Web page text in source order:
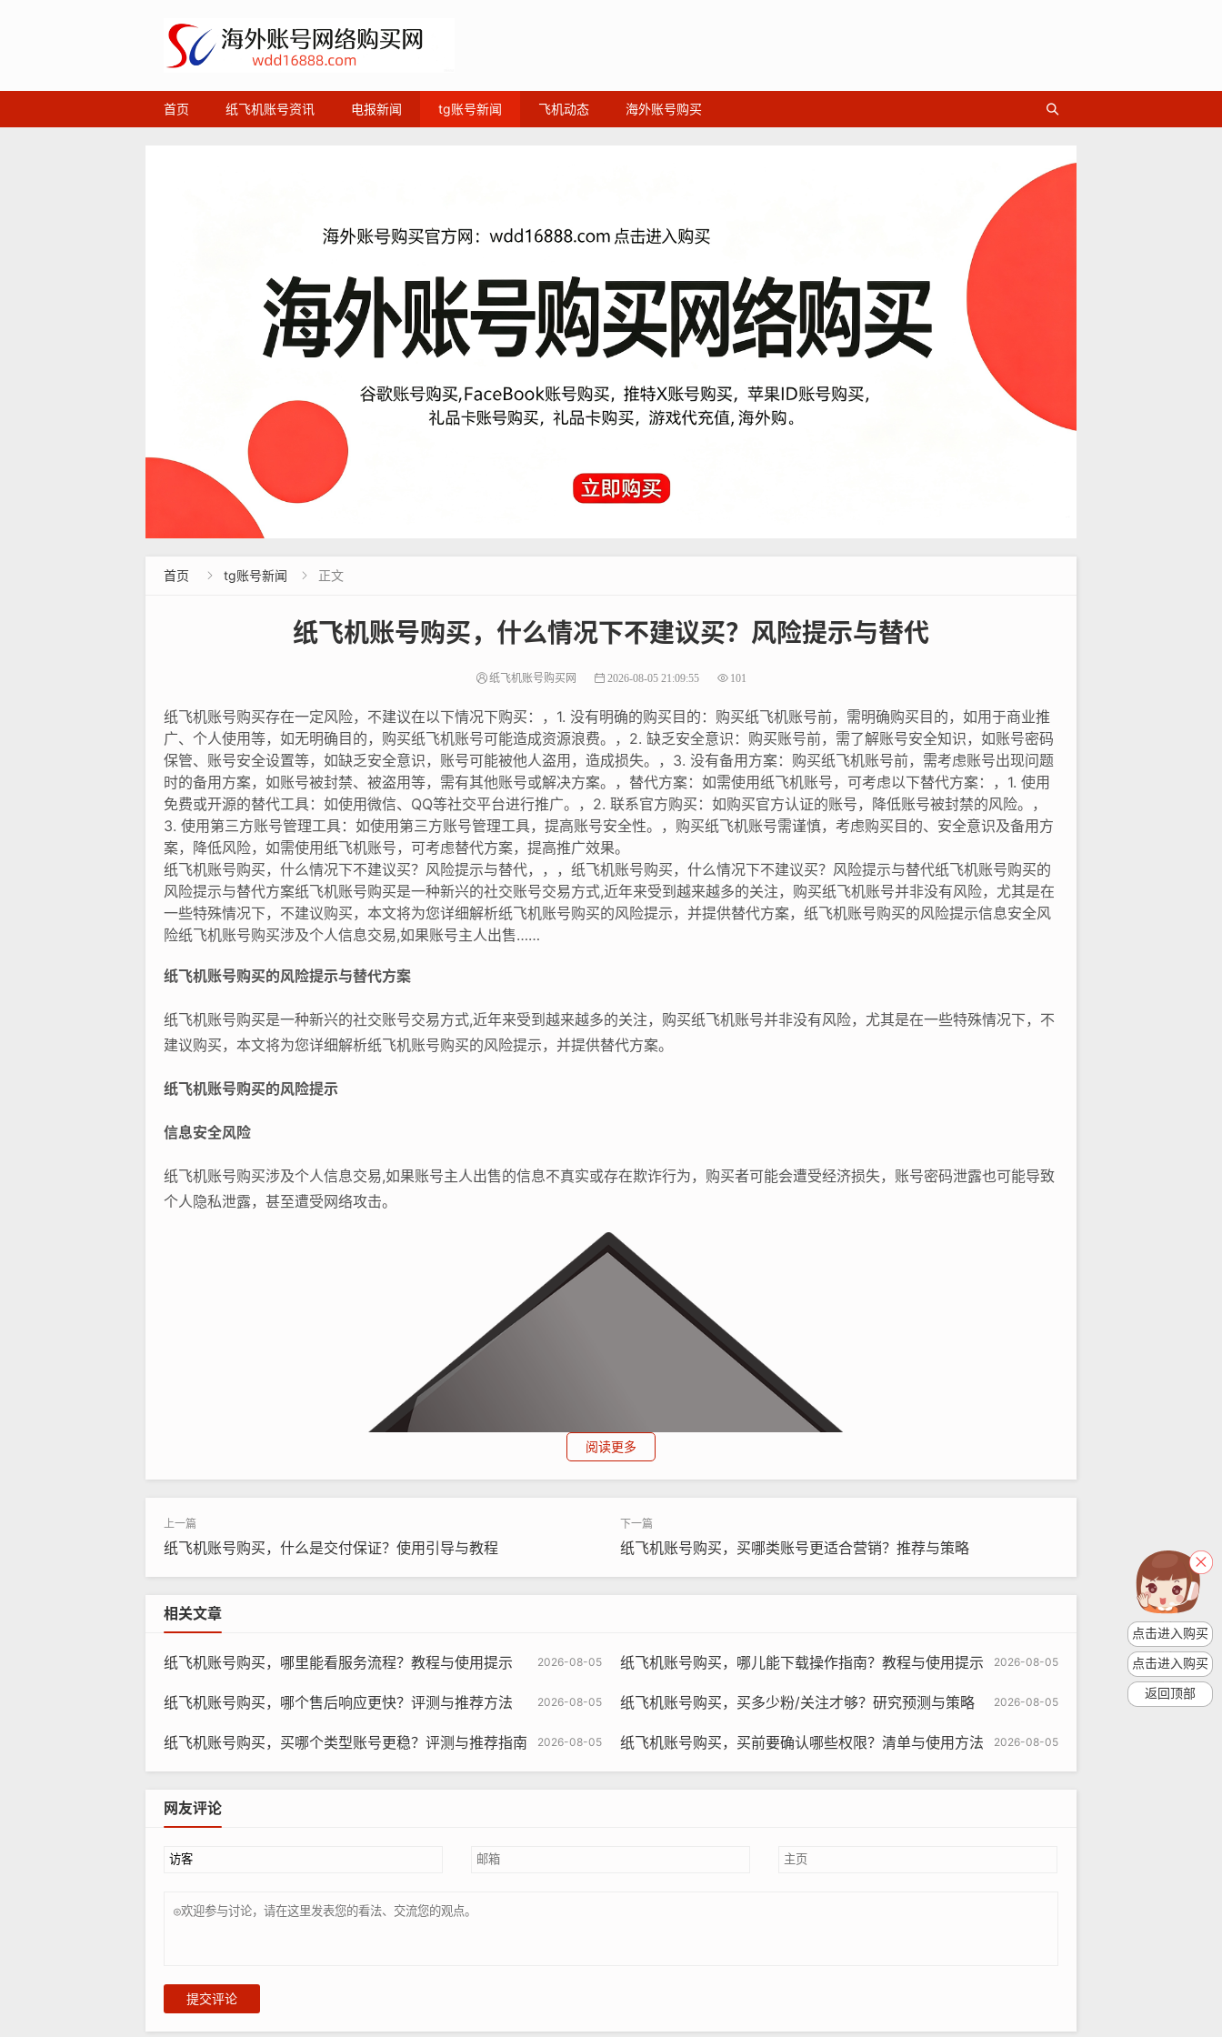
首页 纸飞机账号资讯 电报新闻 tg账号新闻 飞机动态 海外账号购买
首页  tg账号新闻  正文
纸飞机账号购买，什么情况下不建议买？风险提示与替代
纸飞机账号购买网 2026-08-05 21:09:55 101
纸飞机账号购买存在一定风险，不建议在以下情况下购买：，1. 没有明确的购买目的：购买纸飞机账号前，需明确购买目的，如用于商业推
广、个人使用等，如无明确目的，购买纸飞机账号可能造成资源浪费。，2. 缺乏安全意识：购买账号前，需了解账号安全知识，如账号密码
保管、账号安全设置等，如缺乏安全意识，账号可能被他人盗用，造成损失。，3. 没有备用方案：购买纸飞机账号前，需考虑账号出现问题
时的备用方案，如账号被封禁、被盗用等，需有其他账号或解决方案。，替代方案：如需使用纸飞机账号，可考虑以下替代方案：，1. 使用
免费或开源的替代工具：如使用微信、QQ等社交平台进行推广。，2. 联系官方购买：如购买官方认证的账号，降低账号被封禁的风险。，
3. 使用第三方账号管理工具：如使用第三方账号管理工具，提高账号安全性。，购买纸飞机账号需谨慎，考虑购买目的、安全意识及备用方
案，降低风险，如需使用纸飞机账号，可考虑替代方案，提高推广效果。
纸飞机账号购买，什么情况下不建议买？风险提示与替代，，，纸飞机账号购买，什么情况下不建议买？风险提示与替代纸飞机账号购买的
风险提示与替代方案纸飞机账号购买是一种新兴的社交账号交易方式,近年来受到越来越多的关注，购买纸飞机账号并非没有风险，尤其是在
一些特殊情况下，不建议购买，本文将为您详细解析纸飞机账号购买的风险提示，并提供替代方案，纸飞机账号购买的风险提示信息安全风
险纸飞机账号购买涉及个人信息交易,如果账号主人出售……
纸飞机账号购买的风险提示与替代方案
纸飞机账号购买是一种新兴的社交账号交易方式,近年来受到越来越多的关注，购买纸飞机账号并非没有风险，尤其是在一些特殊情况下，不
建议购买，本文将为您详细解析纸飞机账号购买的风险提示，并提供替代方案。
纸飞机账号购买的风险提示
信息安全风险
纸飞机账号购买涉及个人信息交易,如果账号主人出售的信息不真实或存在欺诈行为，购买者可能会遭受经济损失，账号密码泄露也可能导致
个人隐私泄露，甚至遭受网络攻击。
阅读更多
纸飞机账号购买，什么是交付保证？使用引导与教程 纸飞机账号购买，买哪类账号更适合营销？推荐与策略
相关文章
2026-08-05
纸飞机账号购买，哪里能看服务流程？教程与使用提示 2026-08-05
纸飞机账号购买，哪儿能下载操作指南？教程与使用提示
2026-08-05
纸飞机账号购买，哪个售后响应更快？评测与推荐方法 2026-08-05
纸飞机账号购买，买多少粉/关注才够？研究预测与策略
2026-08-05
纸飞机账号购买，买哪个类型账号更稳？评测与推荐指南 2026-08-05
纸飞机账号购买，买前要确认哪些权限？清单与使用方法
网友评论
提交评论
点击进入购买
点击进入购买
返回顶部